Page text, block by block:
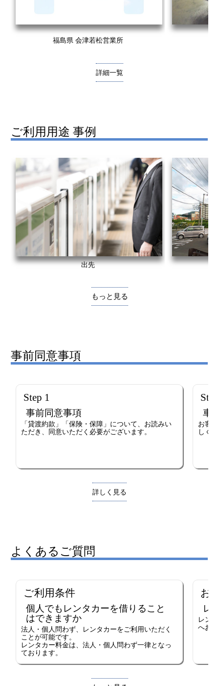
福島県 会津若松営業所
詳細一覧
ご利用用途 事例
出先
もっと見る
事前同意事項
Step 1
事前同意事項
「貸渡約款」「保険・保障」について、お読みい
ただき、同意いただく必要がございます。
車
お客
しく
詳しく見る
よくあるご質問
ご利用条件
個人でもレンタカーを借りること
はできますか
法人・個人問わず、レンタカーをご利用いただく
ことが可能です。
レンタカー料金は、法人・個人問わず一律となっ
ております。
お
レ
レン
へお